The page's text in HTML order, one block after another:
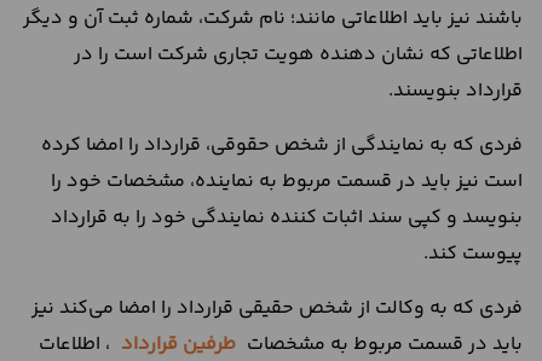
باشند نیز باید اطلاعاتی مانند؛ نام شرکت، شماره ثبت آن و دیگر
اطلاعاتی که نشان دهنده هویت تجاری شرکت است را در
قرارداد بنویسند.
فردی که به نمایندگی از شخص حقوقی، قرارداد را امضا کرده
است نیز باید در قسمت مربوط به نماینده، مشخصات خود را
بنویسد و کپی سند اثبات کننده نمایندگی‌ خود را به قرارداد
پیوست کند.
فردی که به وکالت از شخص حقیقی قرارداد را امضا می‌کند نیز
باید در قسمت مربوط به مشخصات طرفین قرارداد ، اطلاعات